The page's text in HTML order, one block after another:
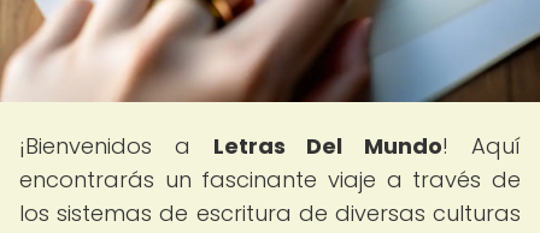
¡Bienvenidos a Letras Del Mundo! Aquí
encontrarás un fascinante viaje a través de
los sistemas de escritura de diversas culturas